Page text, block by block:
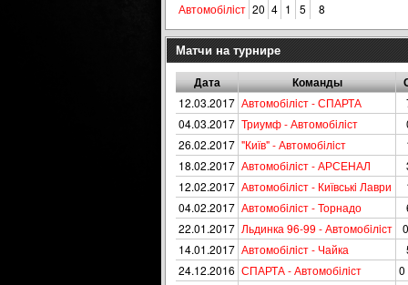
Автомобiлiст 20 4 1 5 8
Матчи на турнире
Дата Команды
12.03.2017 Автомобiлiст - СПАРТА
04.03.2017 Триумф - Автомобiлiст
26.02.2017 "Київ" - Автомобiлiст
18.02.2017 Автомобiлiст - АРСЕНАЛ
12.02.2017 Автомобiлiст - Київськi Лаври
04.02.2017 Автомобiлiст - Торнадо
22.01.2017 Льдинка 96-99 - Автомобiлiст
14.01.2017 Автомобiлiст - Чайка
24.12.2016 СПАРТА - Автомобiлiст 0